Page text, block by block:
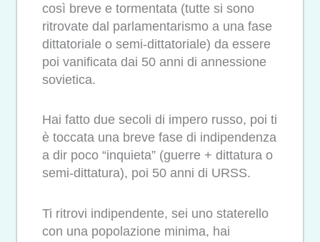
così breve e tormentata (tutte si sono
ritrovate dal parlamentarismo a una fase
dittatoriale o semi-dittatoriale) da essere
poi vanificata dai 50 anni di annessione
sovietica.
Hai fatto due secoli di impero russo, poi ti
è toccata una breve fase di indipendenza
a dir poco “inquieta” (guerre + dittatura o
semi-dittatura), poi 50 anni di URSS.
Ti ritrovi indipendente, sei uno staterello
con una popolazione minima, hai